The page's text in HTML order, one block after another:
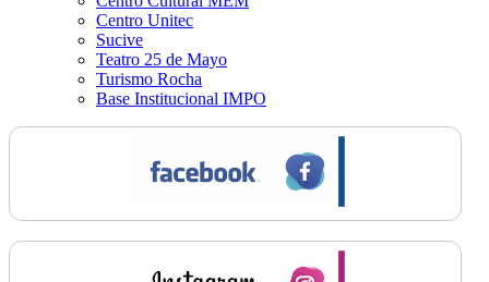
Centro Unitec
Sucive
Teatro 25 de Mayo
Turismo Rocha
Base Institucional IMPO